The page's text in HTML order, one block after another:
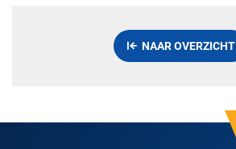
NAAR OVERZICHT